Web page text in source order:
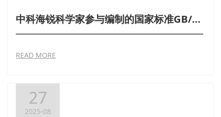
中科海锐科学家参与编制的国家标准GB/T 45900-2025《载人潜水器用浮力材料和构件性能测试方法》开始实施
READ MORE
27
2025-08